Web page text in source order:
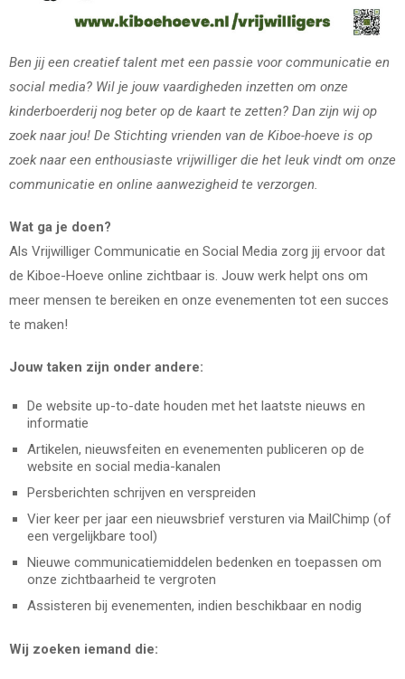
Ben jij een creatief talent met een passie voor communicatie en
social media? Wil je jouw vaardigheden inzetten om onze
kinderboerderij nog beter op de kaart te zetten? Dan zijn wij op
zoek naar jou! De Stichting vrienden van de Kiboe-hoeve is op
zoek naar een enthousiaste vrijwilliger die het leuk vindt om onze
communicatie en online aanwezigheid te verzorgen.
Wat ga je doen?
Als Vrijwilliger Communicatie en Social Media zorg jij ervoor dat
de Kiboe-Hoeve online zichtbaar is. Jouw werk helpt ons om
meer mensen te bereiken en onze evenementen tot een succes
te maken!
Jouw taken zijn onder andere:
De website up-to-date houden met het laatste nieuws en
informatie
Artikelen, nieuwsfeiten en evenementen publiceren op de
website en social media-kanalen
Persberichten schrijven en verspreiden
Vier keer per jaar een nieuwsbrief versturen via MailChimp (of
een vergelijkbare tool)
Nieuwe communicatiemiddelen bedenken en toepassen om
onze zichtbaarheid te vergroten
Assisteren bij evenementen, indien beschikbaar en nodig
Wij zoeken iemand die: